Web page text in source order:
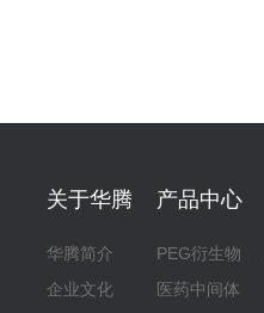
关于华腾
华腾简介
企业文化
产品中心
PEG衍生物
医药中间体